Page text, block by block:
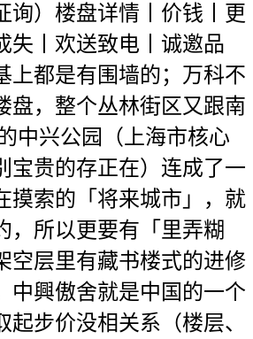
询）楼盘详情丨价钱丨更
失丨欢送致电丨诚邀品
上都是有围墙的；万科不
盘，整个丛林街区又跟南
中兴公园（上海市核心
宝贵的存正在）连成了一
摸索的「将来城市」，就
，所以更要有「里弄糊
空层里有藏书楼式的进修
中興傲舍就是中国的一个
起步价没相关系（楼层、